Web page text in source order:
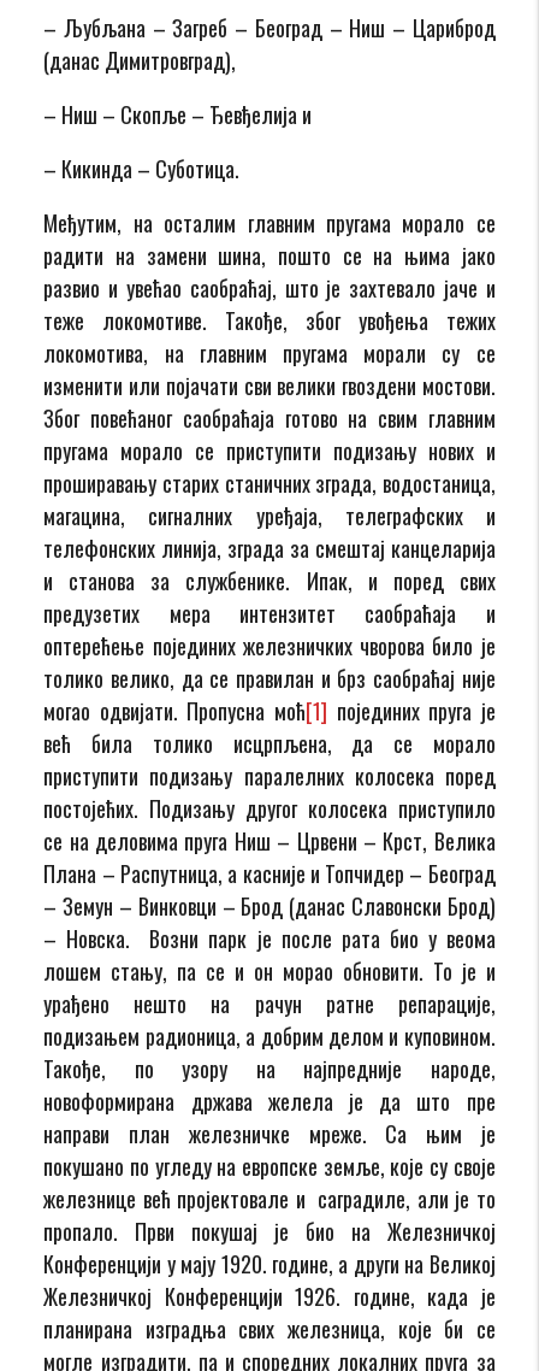
– Љубљана – Загреб – Београд – Ниш – Цариброд
(данас Димитровград),
– Ниш – Скопље – Ђевђелија и
– Кикинда – Суботица.
Међутим, на осталим главним пругама морало се
радити на замени шина, пошто се на њима јако
развио и увећао саобраћај, што је захтевало јаче и
теже локомотиве. Такође, због увођења тежих
локомотива, на главним пругама морали су се
изменити или појачати сви велики гвоздени мостови.
Због повећаног саобраћаја готово на свим главним
пругама морало се приступити подизању нових и
проширавању старих станичних зграда, водостаница,
магацина, сигналних уређаја, телеграфских и
телефонских линија, зграда за смештај канцеларија
и станова за службенике. Ипак, и поред свих
предузетих мера интензитет саобраћаја и
оптерећење појединих железничких чворова било је
толико велико, да се правилан и брз саобраћај није
могао одвијати. Пропусна моћ[1] појединих пруга је
већ била толико исцрпљена, да се морало
приступити подизању паралелних колосека поред
постојећих. Подизању другог колосека приступило
се на деловима пруга Ниш – Црвени – Крст, Велика
Плана – Распутница, а касније и Топчидер – Београд
– Земун – Винковци – Брод (данас Славонски Брод)
– Новска. Возни парк је после рата био у веома
лошем стању, па се и он морао обновити. То је и
урађено нешто на рачун ратне репарације,
подизањем радионица, а добрим делом и куповином.
Такође, по узору на најпредније народе,
новоформирана држава желела је да што пре
направи план железничке мреже. Са њим је
покушано по угледу на европске земље, које су своје
железнице већ пројектовале и саградиле, али је то
пропало. Први покушај је био на Железничкој
Конференцији у мају 1920. године, а други на Великој
Железничкој Конференцији 1926. године, када је
планирана изградња свих железница, које би се
могле изградити, па и споредних локалних пруга за